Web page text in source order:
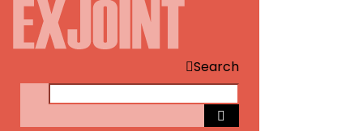
Search